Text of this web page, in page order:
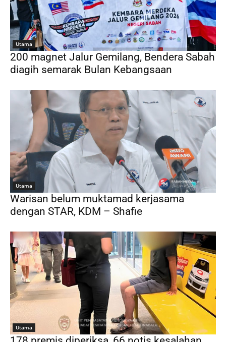
Utama
200 magnet Jalur Gemilang, Bendera Sabah
diagih semarak Bulan Kebangsaan
Utama
Warisan belum muktamad kerjasama
dengan STAR, KDM – Shafie
Utama